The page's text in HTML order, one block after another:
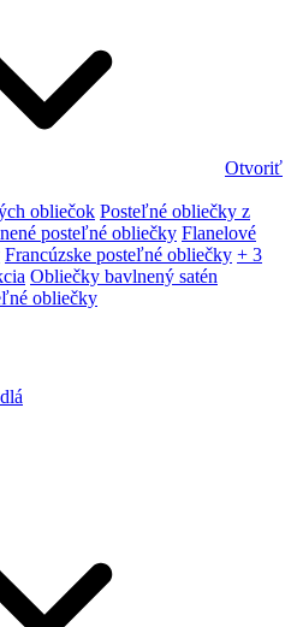
Otvoriť
obliečok Posteľné obliečky z
posteľné obliečky Flanelové
Francúzske posteľné obliečky + 3
Obliečky bavlnený satén
obliečky